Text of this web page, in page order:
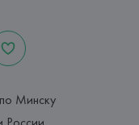
Минску